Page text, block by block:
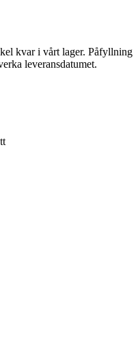
kvar i vårt lager. Påfyllning
leveransdatumet.